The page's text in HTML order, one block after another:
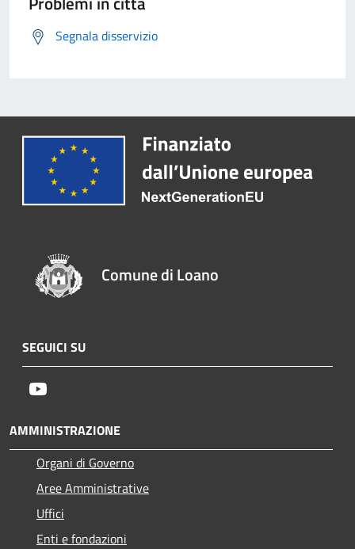
Segnala disservizio
Comune di Loano
SEGUICI SU
AMMINISTRAZIONE
Organi di Governo
Aree Amministrative
Uffici
Enti e fondazioni